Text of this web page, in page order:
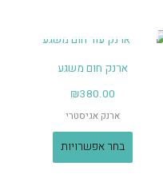
ארנק חום משגע
₪380.00
ארנק אגיסטרי
בחר אפשרויות